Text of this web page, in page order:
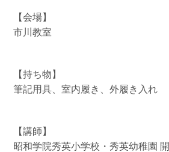
【会場】
市川教室
【持ち物】
筆記用具、室内履き、外履き入れ
【講師】
昭和学院秀英小学校・秀英幼稚園